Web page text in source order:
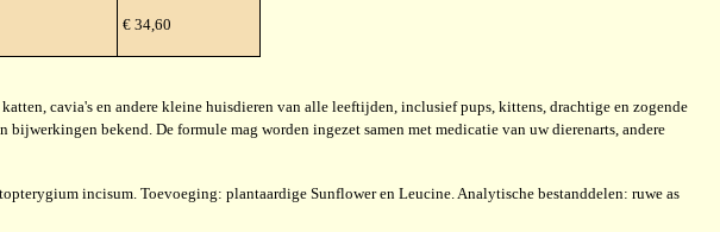
€ 34,60
cavia's en andere kleine huisdieren van alle leeftijden, inclusief pups, kittens, drachtige en zogende
bekend. De formule mag worden ingezet samen met medicatie van uw dierenarts, andere
incisum. Toevoeging: plantaardige Sunflower en Leucine. Analytische bestanddelen: ruwe as